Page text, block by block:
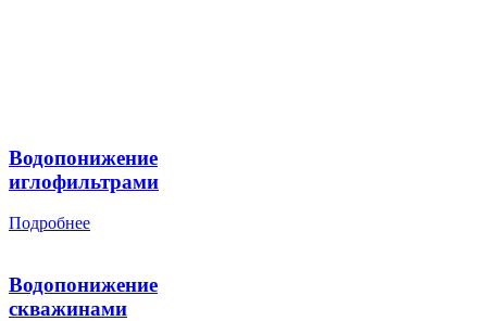
Водопонижение
иглофильтрами
Подробнее
Водопонижение
скважинами